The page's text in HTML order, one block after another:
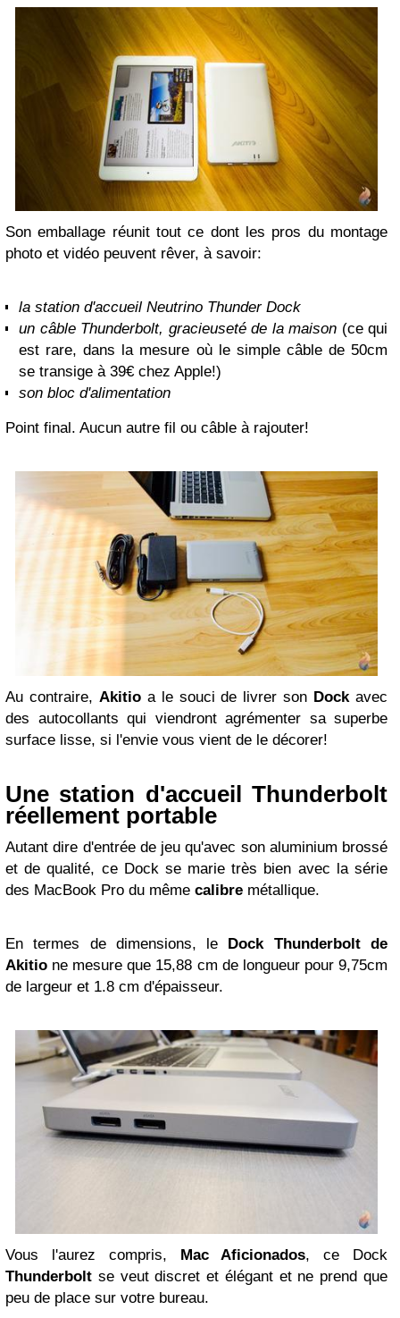
Son emballage réunit tout ce dont les pros du montage
photo et vidéo peuvent rêver, à savoir:
la station d'accueil Neutrino Thunder Dock
un câble Thunderbolt, gracieuseté de la maison (ce qui
est rare, dans la mesure où le simple câble de 50cm
se transige à 39€ chez Apple!)
son bloc d'alimentation
Point final. Aucun autre fil ou câble à rajouter!
Au contraire, Akitioa le souci de livrer son Dock avec
des autocollants qui viendront agrémenter sa superbe
surface lisse, si l'envie vous vient de le décorer!
Une station d'accueil Thunderbolt
réellement portable
Autant dire d'entrée de jeu qu'avec son aluminium brossé
et de qualité, ce Dock se marie très bien avec la série
des MacBook Pro du même calibre métallique.
En termes de dimensions, le Dock Thunderbolt de
Akitio ne mesure que 15,88 cm de longueur pour 9,75cm
de largeur et 1.8 cm d'épaisseur.
Vous l'aurez compris, Mac Aficionados, ce Dock
Thunderbolt se veut discret et élégant et ne prend que
peu de place sur votre bureau.